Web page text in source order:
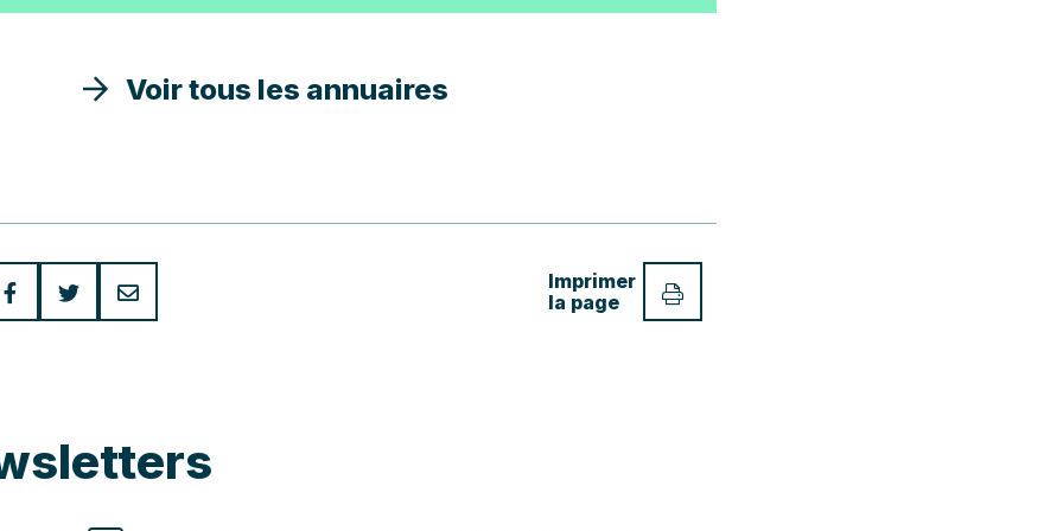
Voir tous les annuaires
Imprimer
la page